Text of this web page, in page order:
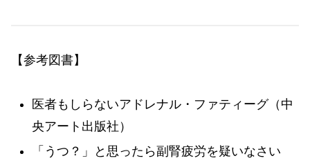
【参考図書】
医者もしらないアドレナル・ファティーグ（中
央アート出版社）
「うつ？」と思ったら副腎疲労を疑いなさい